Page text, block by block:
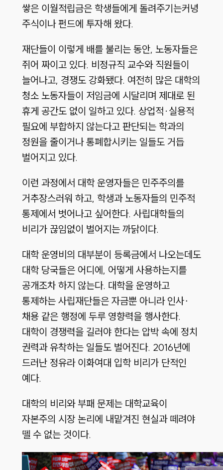
쌓은 이월적립금은 학생들에게 돌려주기는커녕
주식이나 펀드에 투자해 왔다.
재단들이 이렇게 배를 불리는 동안, 노동자들은
쥐어 짜이고 있다. 비정규직 교수와 직원들이
늘어나고, 경쟁도 강화됐다. 여전히 많은 대학의
청소 노동자들이 저임금에 시달리며 제대로 된
휴게 공간도 없이 일하고 있다. 상업적·실용적
필요에 부합하지 않는다고 판단되는 학과의
정원을 줄이거나 통폐합시키는 일들도 거듭
벌어지고 있다.
이런 과정에서 대학 운영자들은 민주주의를
거추장스러워 하고, 학생과 노동자들의 민주적
통제에서 벗어나고 싶어한다. 사립대학들의
비리가 끊임없이 벌어지는 까닭이다.
대학 운영비의 대부분이 등록금에서 나오는데도
대학 당국들은 어디에, 어떻게 사용하는지를
공개조차 하지 않는다. 대학을 운영하고
통제하는 사립재단들은 자금뿐 아니라 인사∙
채용 같은 행정에 두루 영향력을 행사한다.
대학이 경쟁력을 길러야 한다는 압박 속에 정치
권력과 유착하는 일들도 벌어진다. 2016년에
드러난 정유라 이화여대 입학 비리가 단적인
예다.
대학의 비리와 부패 문제는 대학교육이
자본주의 시장 논리에 내맡겨진 현실과 떼려야
뗄 수 없는 것이다.